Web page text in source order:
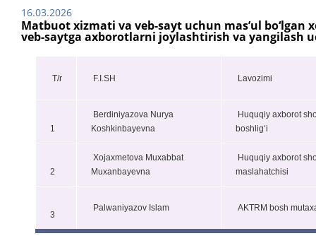
16.03.2026
Matbuot xizmati va veb-sayt uchun mas’ul
veb-saytga axborotlarni joylashtirish va yangilash
T/r F.I.SH Lavozimi
1
Berdiniyazova Nurya
Koshkinbayevna
Huquqiy axborot
boshlig‘i
2
Xojaxmetova Muxabbat
Muxanbayevna
Huquqiy axborot
maslahatchisi
3
Palwaniyazov Islam AKTRM bosh